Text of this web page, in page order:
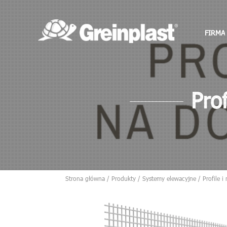
FIRMA
O
Dla
Strona główna/ Produkty/ Systemy elewacyjne/ Profile i